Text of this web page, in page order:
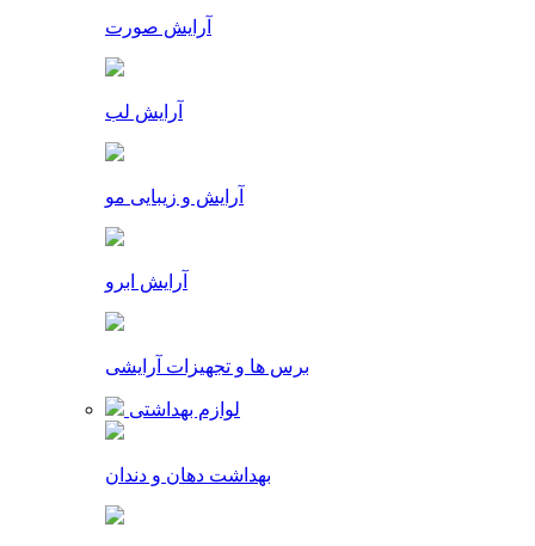
آرایش صورت
آرایش لب
آرایش و زیبایی مو
آرایش ابرو
برس ها و تجهیزات آرایشی
لوازم بهداشتی
بهداشت دهان و دندان